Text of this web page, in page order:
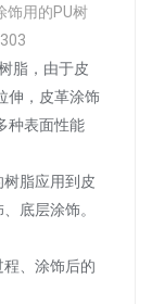
饰用的PU树
脂，由于皮
伸，皮革涂饰
种表面性能
脂应用到皮
底层涂饰。
、涂饰后的